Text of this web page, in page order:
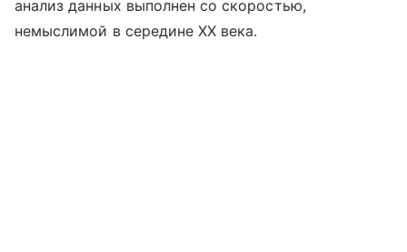
анализ данных выполнен со скоростью,
немыслимой в середине XX века.